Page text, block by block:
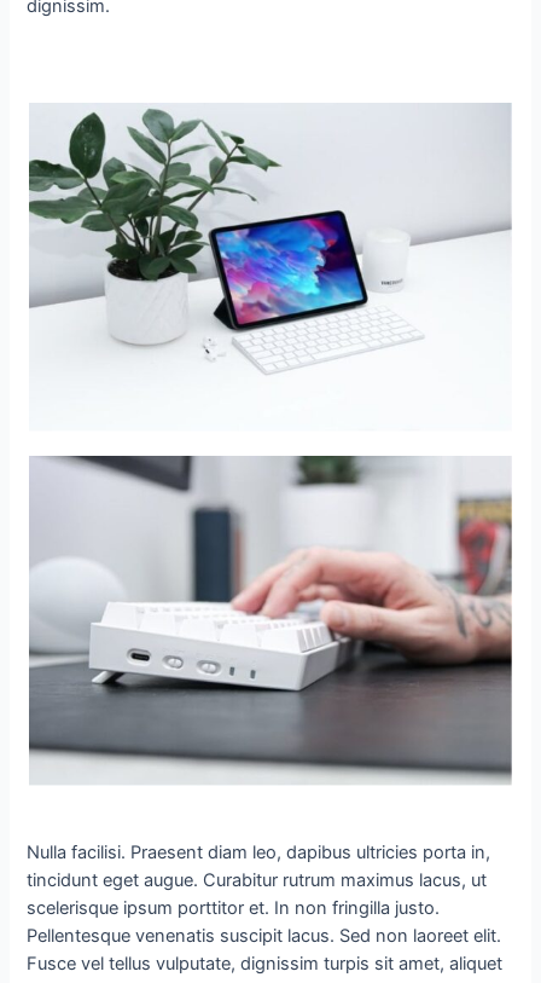
dignissim.
Nulla facilisi. Praesent diam leo, dapibus ultricies porta in,
tincidunt eget augue. Curabitur rutrum maximus lacus, ut
scelerisque ipsum porttitor et. In non fringilla justo.
Pellentesque venenatis suscipit lacus. Sed non laoreet elit.
Fusce vel tellus vulputate, dignissim turpis sit amet, aliquet